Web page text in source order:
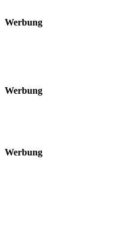
Werbung
Werbung
Werbung